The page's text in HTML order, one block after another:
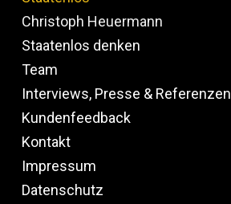
Christoph Heuermann
Staatenlos denken
Team
Interviews, Presse & Referenzen
Kundenfeedback
Kontakt
Impressum
Datenschutz